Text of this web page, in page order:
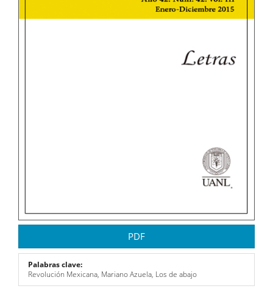
PDF
Palabras clave:
Revolución Mexicana, Mariano Azuela, Los de abajo